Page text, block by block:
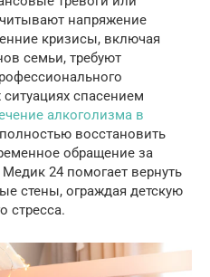
напряжение
кризисы, включая
семьи, требуют
спасением
алкоголизма в
восстановить
обращение за
24 помогает вернуть
стены, ограждая детскую
стресса.